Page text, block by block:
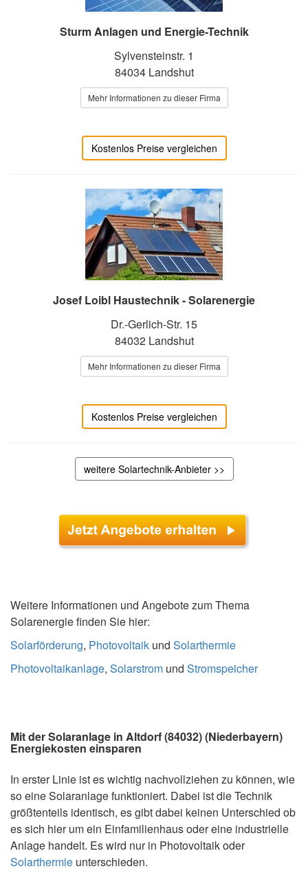
Sturm Anlagen und Energie-Technik
Sylvensteinstr. 1
84034 Landshut
Mehr Informationen zu dieser Firma
Kostenlos Preise vergleichen
Josef Loibl Haustechnik - Solarenergie
Dr.-Gerlich-Str. 15
84032 Landshut
Mehr Informationen zu dieser Firma
Kostenlos Preise vergleichen
weitere Solartechnik-Anbieter >>
Weitere Informationen und Angebote zum Thema
Solarenergie finden Sie hier:
Solarförderung, Photovoltaik und Solarthermie
Photovoltaikanlage, Solarstrom und Stromspeicher
Mit der Solaranlage in Altdorf (84032) (Niederbayern)
Energiekosten einsparen
In erster Linie ist es wichtig nachvollziehen zu können, wie
so eine Solaranlage funktioniert. Dabei ist die Technik
größtenteils identisch, es gibt dabei keinen Unterschied ob
es sich hier um ein Einfamilienhaus oder eine industrielle
Anlage handelt. Es wird nur in Photovoltaik oder
Solarthermie unterschieden.